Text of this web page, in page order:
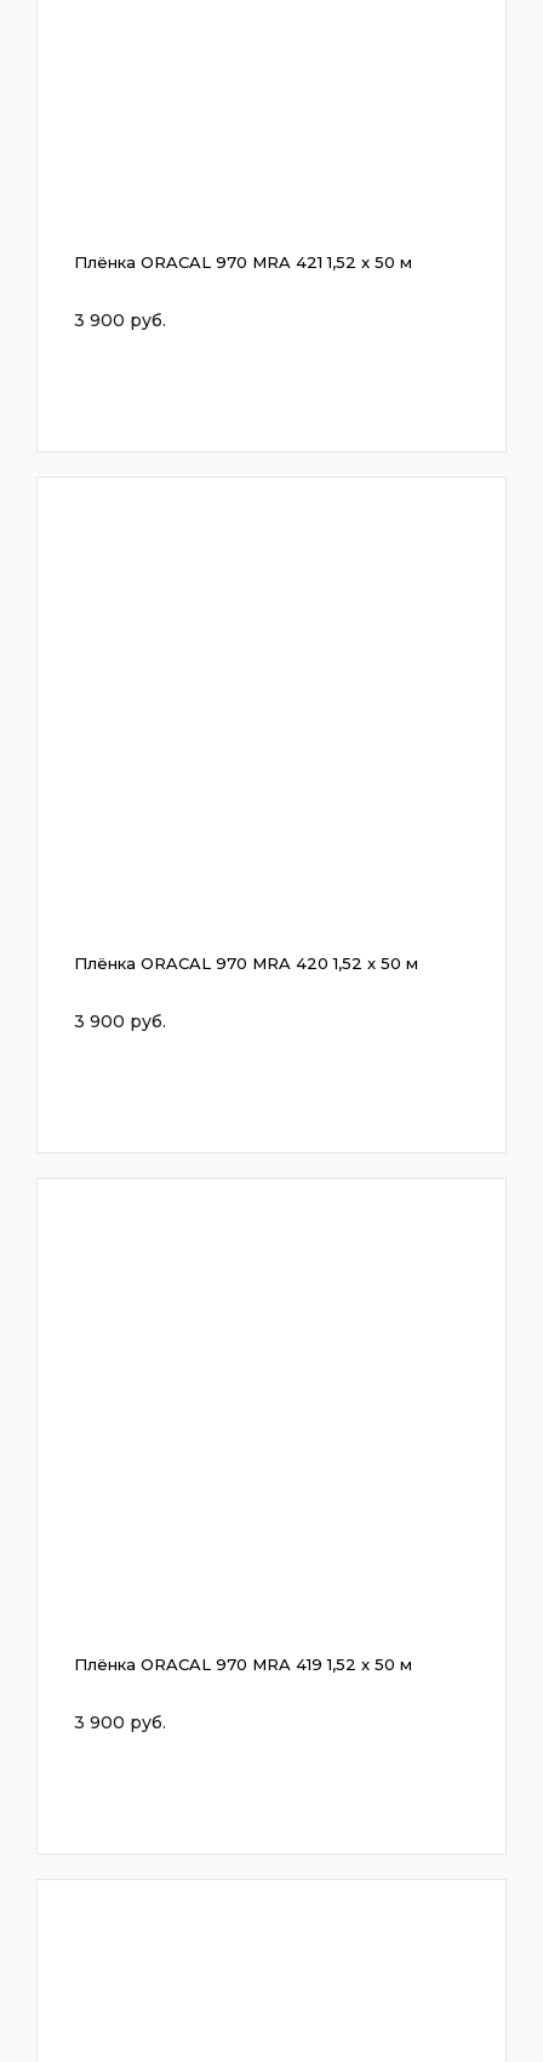
Плёнка ORACAL 970 MRA 421 1,52 x 50 м
3 900 руб.
Плёнка ORACAL 970 MRA 420 1,52 x 50 м
3 900 руб.
Плёнка ORACAL 970 MRA 419 1,52 x 50 м
3 900 руб.